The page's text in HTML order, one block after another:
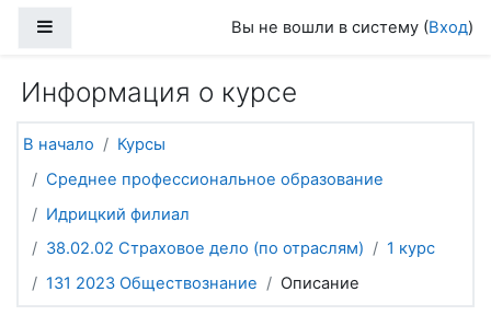
Вы не вошли в систему (Вход)
Информация о курсе
В начало
Курсы
Среднее профессиональное образование
Идрицкий филиал
38.02.02 Страховое дело (по отраслям)
1 курс
131 2023 Обществознание
Описание